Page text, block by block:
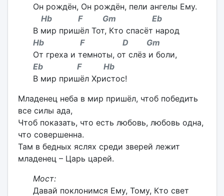
Он рождён, Он рождён, пели ангелы Ему.
Hb F Gm Eb
В мир пришёл Тот, Кто спасёт народ
Hb F D Gm
От греха и темноты, от слёз и боли,
Eb F Hb
В мир пришёл Христос!
Младенец неба в мир пришёл, чтоб победить
все силы ада,
Чтоб показать, что есть любовь, любовь одна,
что совершенна.
Там в бедных яслях среди зверей лежит
младенец – Царь царей.
Мост:
Давай поклонимся Ему, Тому, Кто свет